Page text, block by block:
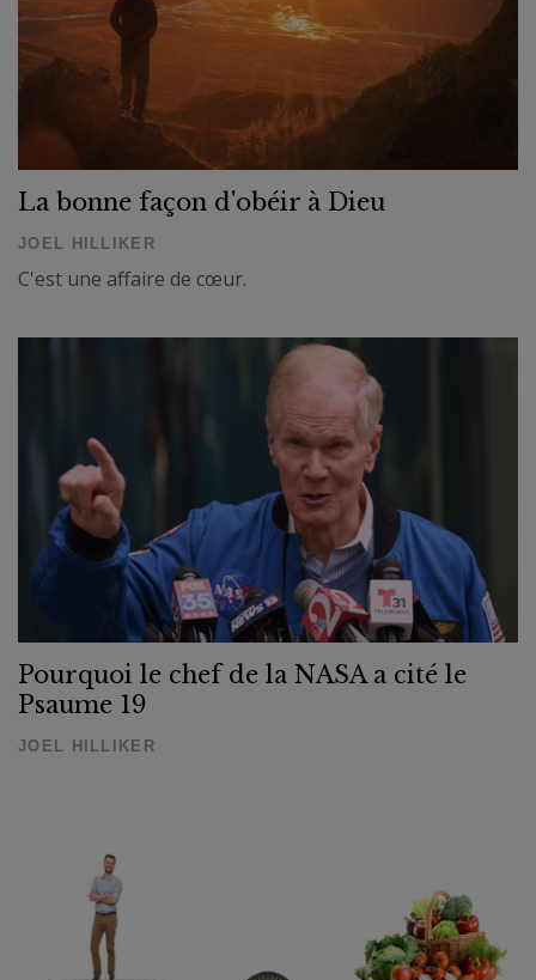
La bonne façon d'obéir à Dieu
JOEL HILLIKER
C'est une affaire de cœur.
Pourquoi le chef de la NASA a cité le
Psaume 19
JOEL HILLIKER